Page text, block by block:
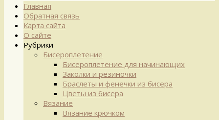
Перейти
содержимому
Главная
Обратная связь
Карта сайта
О сайте
Рубрики
Бисероплетение
Бисероплетение для начинающих
Заколки и резиночки
Браслеты и фенечки из бисера
Цветы из бисера
Вязание
Вязание крючком